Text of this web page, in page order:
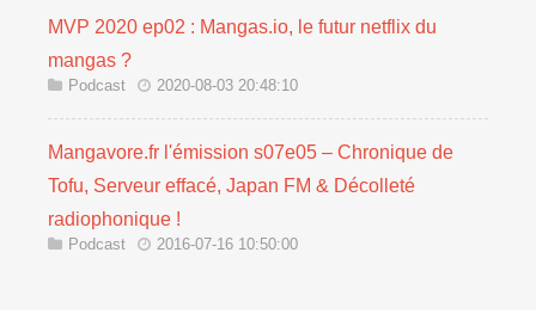
MVP 2020 ep02 : Mangas.io, le futur netflix du
mangas ?
Podcast 2020-08-03 20:48:10
Mangavore.fr l'émission s07e05 – Chronique de
Tofu, Serveur effacé, Japan FM & Décolleté
radiophonique !
Podcast 2016-07-16 10:50:00